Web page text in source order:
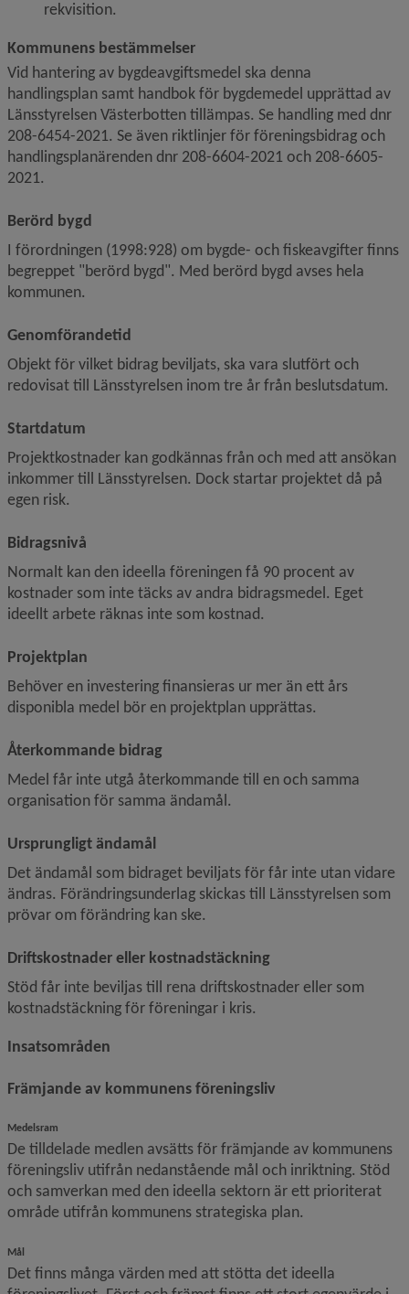
rekvisition.
Kommunens bestämmelser
Vid hantering av bygdeavgiftsmedel ska denna
handlingsplan samt handbok för bygdemedel upprättad av
Länsstyrelsen Västerbotten tillämpas. Se handling med dnr
208-6454-2021. Se även riktlinjer för föreningsbidrag och
handlingsplanärenden dnr 208-6604-2021 och 208-6605-
2021.
Berörd bygd
I förordningen (1998:928) om bygde- och fiskeavgifter finns
begreppet "berörd bygd". Med berörd bygd avses hela
kommunen.
Genomförandetid
Objekt för vilket bidrag beviljats, ska vara slutfört och
redovisat till Länsstyrelsen inom tre år från beslutsdatum.
Startdatum
Projektkostnader kan godkännas från och med att ansökan
inkommer till Länsstyrelsen. Dock startar projektet då på
egen risk.
Bidragsnivå
Normalt kan den ideella föreningen få 90 procent av
kostnader som inte täcks av andra bidragsmedel. Eget
ideellt arbete räknas inte som kostnad.
Projektplan
Behöver en investering finansieras ur mer än ett års
disponibla medel bör en projektplan upprättas.
Återkommande bidrag
Medel får inte utgå återkommande till en och samma
organisation för samma ändamål.
Ursprungligt ändamål
Det ändamål som bidraget beviljats för får inte utan vidare
ändras. Förändringsunderlag skickas till Länsstyrelsen som
prövar om förändring kan ske.
Driftskostnader eller kostnadstäckning
Stöd får inte beviljas till rena driftskostnader eller som
kostnadstäckning för föreningar i kris.
Insatsområden
Främjande av kommunens föreningsliv
Medelsram
De tilldelade medlen avsätts för främjande av kommunens
föreningsliv utifrån nedanstående mål och inriktning. Stöd
och samverkan med den ideella sektorn är ett prioriterat
område utifrån kommunens strategiska plan.
Mål
Det finns många värden med att stötta det ideella